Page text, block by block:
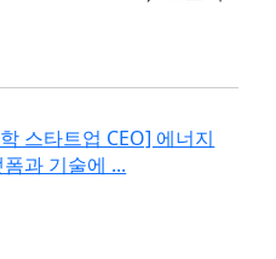
스타트업 CEO] 에너지
과 기술에 ...